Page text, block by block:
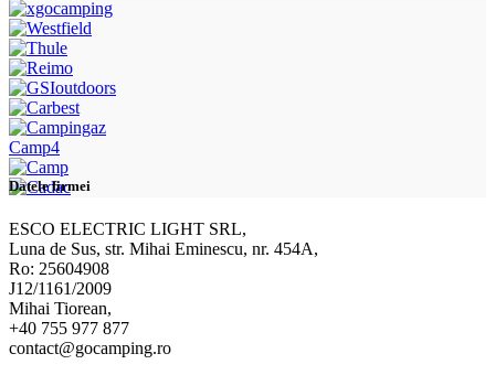
Camp4
Datele firmei
ESCO ELECTRIC LIGHT SRL,
Luna de Sus, str. Mihai Eminescu, nr. 454A,
Ro: 25604908
J12/1161/2009
Mihai Tiorean,
+40 755 977 877
contact@gocamping.ro